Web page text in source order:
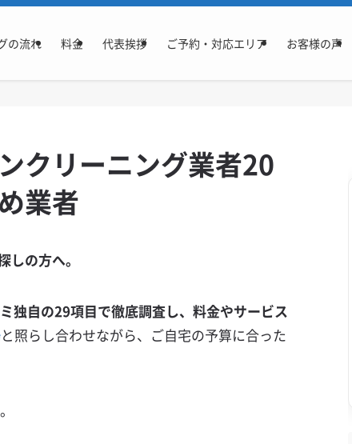
の流れ 料金 代表挨拶 ご予約・対応エリア お客様の声
クリーニング業者20
業者
の方へ。
独自の29項目で徹底調査し、料金やサービス
と照らし合わせながら、ご自宅の予算に合った